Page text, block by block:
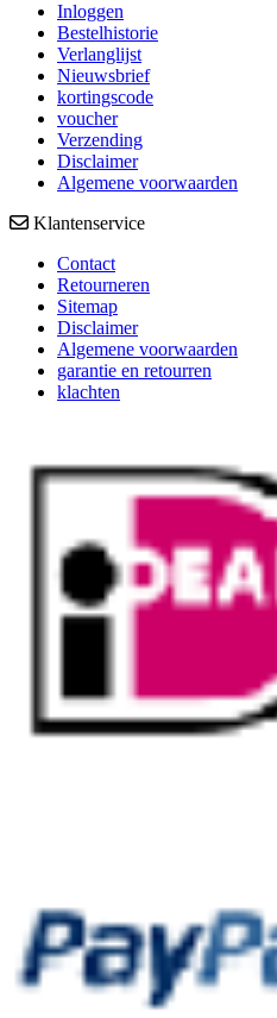
Inloggen
Bestelhistorie
Verlanglijst
Nieuwsbrief
kortingscode
voucher
Verzending
Disclaimer
Algemene voorwaarden
Klantenservice
Contact
Retourneren
Sitemap
Disclaimer
Algemene voorwaarden
garantie en retourren
klachten